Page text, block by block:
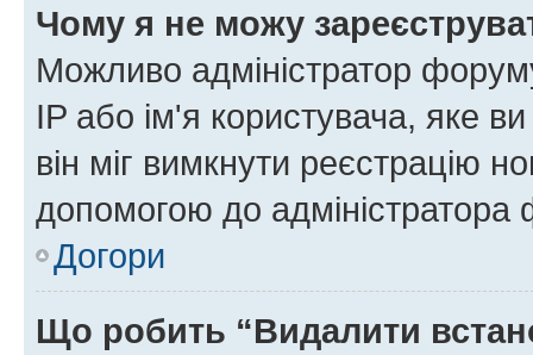
Чому я не можу
Можливо адміністратор
IP або ім'я користувача, яке
він міг вимкнути реєстрацію
допомогою до адміністратора
Догори
Що робить “Видалити